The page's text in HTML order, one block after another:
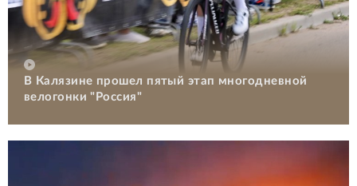
В Калязине прошел пятый этап многодневной
велогонки "Россия"